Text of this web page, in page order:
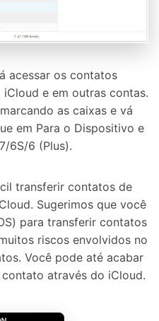
Teste Online
acessar os contatos
e em outras contas.
as caixas e vá
em Para o Dispositivo e
6S/6 (Plus).
transferir contatos de
Sugerimos que você
para transferir contatos
riscos envolvidos no
Você pode até acabar
através do iCloud.